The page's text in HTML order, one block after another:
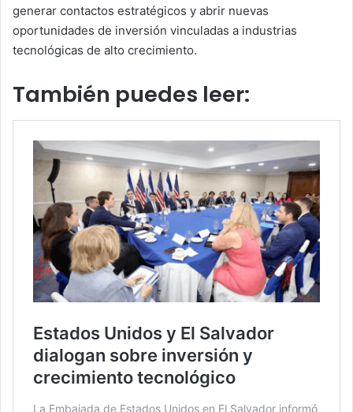
generar contactos estratégicos y abrir nuevas
oportunidades de inversión vinculadas a industrias
tecnológicas de alto crecimiento.
También puedes leer: